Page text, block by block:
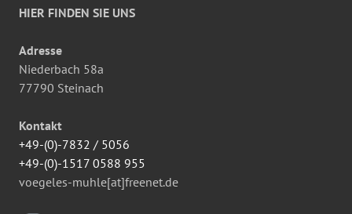
HIER FINDEN SIE UNS
Adresse
Niederbach 58a
77790 Steinach
Kontakt
+49-(0)-7832 / 5056
+49-(0)-1517 0588 955
voegeles-muhle[at]freenet.de